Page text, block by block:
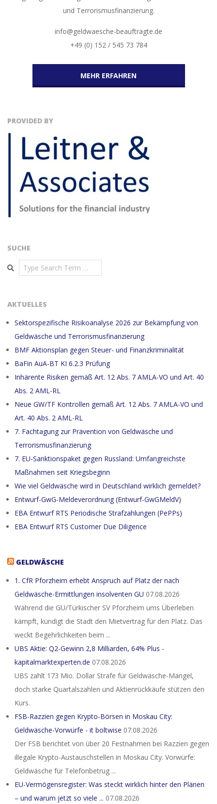
und Terrorismusfinanzierung.
info@geldwaesche-beauftragte.de
+49 (0) 152 / 545 73 784
MEHR ERFAHREN
PROVIDED BY
SUCHE
Search
AKTUELLES
Sektorspezifische Risikoanalyse 2026 zur Bekämpfung von
Geldwäsche und Terrorismusfinanzierung
BMF Aktionsplan gegen Steuer- und Finanzkriminalität
BaFin AuA-BT KI 6.2.3 Prüfung
Inhärente Risiken gemäß Art. 12 Abs. 7 AMLA-VO und Art. 40
Abs. 2 AML-RL
Neue GW/TF Kontrollen gemäß Art. 12 Abs. 7 AMLA-VO und
Art. 40 Abs. 2 AML-RL
7. Fachtagung zur Prävention von Geldwäsche und
Terrorismusfinanzierung
7. EU-Sanktionspaket gegen Russland: Umfangreichste
Maßnahmen seit Kriegsbeginn
Wie viel Geldwäsche wird in Deutschland wirklich gemeldet?
Entwurf-GwG-Meldeverordnung (Entwurf-GwGMeldV)
EBA Entwurf RTS Periodische Strafzahlungen (PePPs)
EBA Entwurf RTS Customer Due Diligence
GELDWÄSCHE
1. CfR Pforzheim erhebt Anspruch auf Platz der nach
Geldwäsche-Ermittlungen insolventen GU 07.08.2026
Während die GU/Türkischer SV Pforzheim ums Überleben
kämpft, kündigt die Stadt den Mietvertrag für den Platz. Das
weckt Begehrlichkeiten beim ...
UBS Aktie: Q2-Gewinn 2,8 Milliarden, 64% Plus -
kapitalmarktexperten.de 07.08.2026
UBS zahlt 173 Mio. Dollar Strafe für Geldwäsche-Mängel,
doch starke Quartalszahlen und Aktienrückkäufe stützen den
Kurs.
FSB-Razzien gegen Krypto-Börsen in Moskau City:
Geldwäsche-Vorwürfe - it boltwise 07.08.2026
Der FSB berichtet von über 20 Festnahmen bei Razzien gegen
illegale Krypto-Austauschstellen in Moskau City. Vorwürfe:
Geldwäsche für Telefonbetrug ...
EU-Vermögensregister: Was steckt wirklich hinter den Plänen
– und warum jetzt so viele ... 07.08.2026